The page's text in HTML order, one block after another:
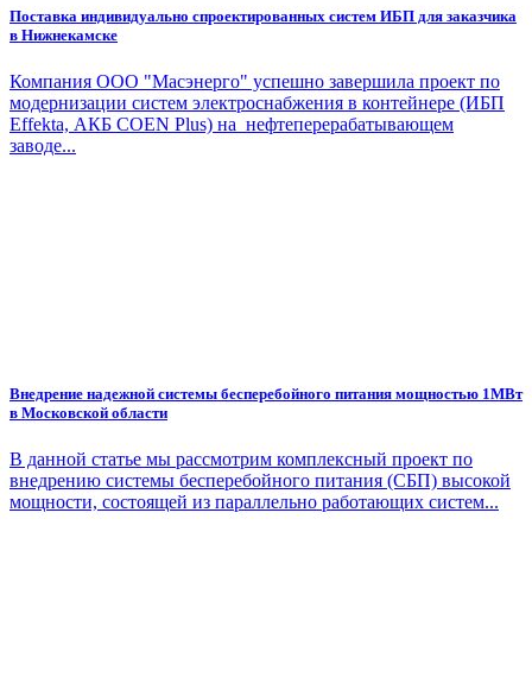
Поставка индивидуально спроектированных систем ИБП для заказчика
в Нижнекамске
Компания ООО "Масэнерго" успешно завершила проект по
модернизации систем электроснабжения в контейнере (ИБП
Effekta, АКБ COEN Plus) на нефтеперерабатывающем
заводе...
Внедрение надежной системы бесперебойного питания мощностью 1МВт
в Московской области
В данной статье мы рассмотрим комплексный проект по
внедрению системы бесперебойного питания (СБП) высокой
мощности, состоящей из параллельно работающих систем...